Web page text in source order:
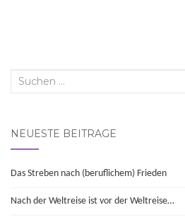
Suchen
NEUESTE BEITRÄGE
Das Streben nach (beruflichem) Frieden
Nach der Weltreise ist vor der Weltreise…